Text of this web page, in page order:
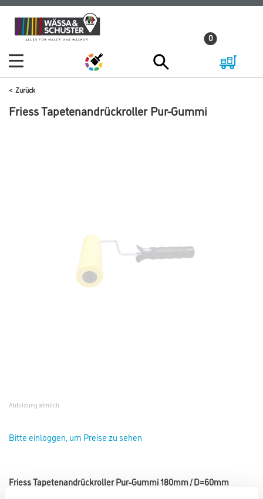
Zum
Inhalt
Zum
Navigationsmenü
0
Zurück
Friess Tapetenandrückroller Pur-Gummi
Abbildung ähnlich
Bitte einloggen, um Preise zu sehen
Friess Tapetenandrückroller Pur-Gummi 180mm / D=60mm